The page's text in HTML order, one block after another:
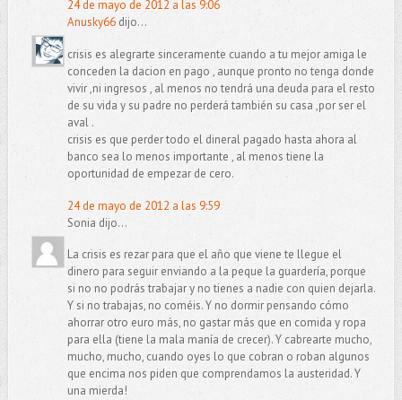
24 de mayo de 2012 a las 9:06
Anusky66dijo...
crisis es alegrarte sinceramente cuando a tu mejor amiga le
conceden la dacion en pago , aunque pronto no tenga donde
vivir ,ni ingresos , al menos no tendrá una deuda para el resto
de su vida y su padre no perderá también su casa ,por ser el
aval .
crisis es que perder todo el dineral pagado hasta ahora al
banco sea lo menos importante , al menos tiene la
oportunidad de empezar de cero.
24 de mayo de 2012 a las 9:59
Sonia dijo...
La crisis es rezar para que el año que viene te llegue el
dinero para seguir enviando a la peque la guardería, porque
si no no podrás trabajar y no tienes a nadie con quien dejarla.
Y si no trabajas, no coméis. Y no dormir pensando cómo
ahorrar otro euro más, no gastar más que en comida y ropa
para ella (tiene la mala manía de crecer). Y cabrearte mucho,
mucho, mucho, cuando oyes lo que cobran o roban algunos
que encima nos piden que comprendamos la austeridad. Y
una mierda!